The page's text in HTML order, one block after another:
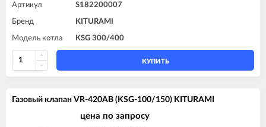
Артикул S182200007
Бренд KITURAMI
Модель котла KSG 300/400
КУПИТЬ
Газовый клапан VR-420AB (KSG-100/150) KITURAMI
цена по запросу